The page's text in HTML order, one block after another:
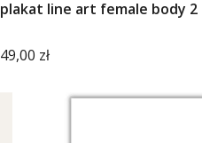
plakat line art female body 2
Cena
49,00 zł